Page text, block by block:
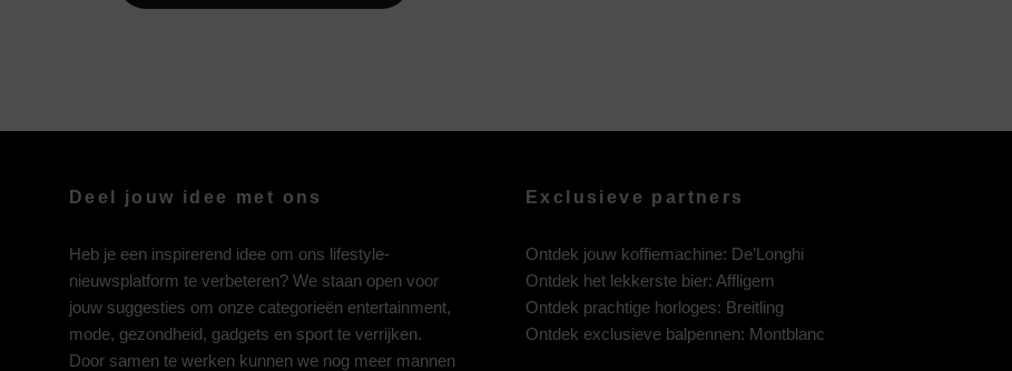
Deel jouw idee met ons
Heb je een inspirerend idee om ons lifestyle-
nieuwsplatform te verbeteren? We staan open voor
jouw suggesties om onze categorieën entertainment,
mode, gezondheid, gadgets en sport te verrijken.
Door samen te werken kunnen we nog meer mannen
Exclusieve partners
Ontdek jouw koffiemachine: De’Longhi
Ontdek het lekkerste bier: Affligem
Ontdek prachtige horloges: Breitling
Ontdek exclusieve balpennen: Montblanc